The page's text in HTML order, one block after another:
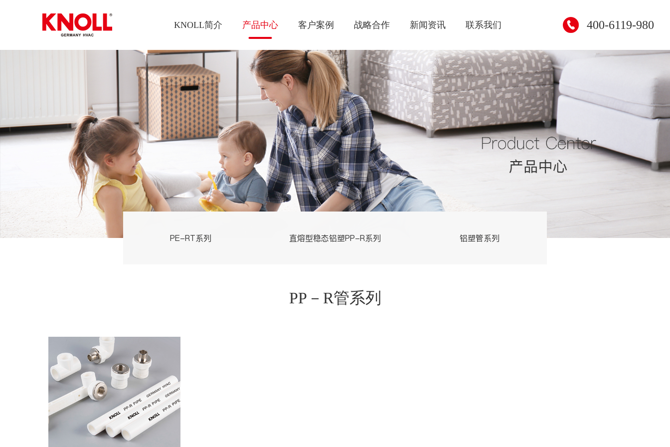
KNOLL简介 产品中心 客户案例 战略合作 新闻资讯 联系我们 400-6119-980
PE-RT系列 直熔型稳态铝塑PP-R系列 铝塑管系列 交联管系列
PP－R管系列